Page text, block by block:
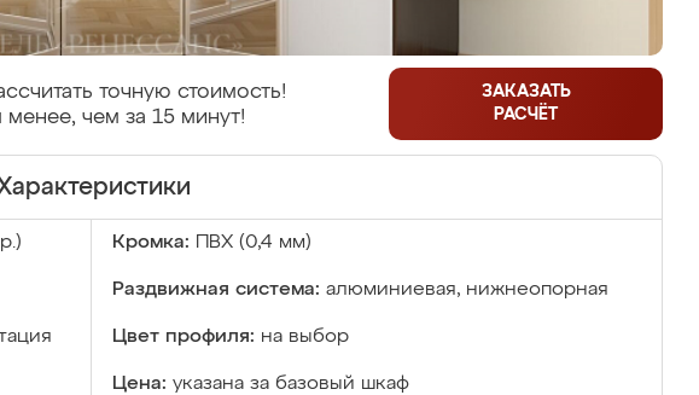
точную стоимость!
менее, чем за 15 минут!
ЗАКАЗАТЬ
РАСЧЁТ
Кромка: ПВХ (0,4 мм)
Раздвижная система: алюминиевая, нижнеопорная
Цвет профиля: на выбор
Цена: указана за базовый шкаф